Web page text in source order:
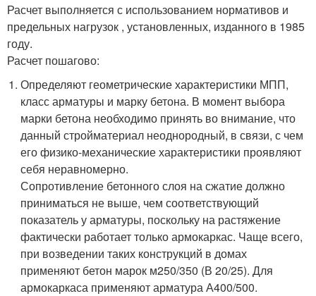
Расчет выполняется с использованием нормативов и
предельных нагрузок , установленных, изданного в 1985
году.
Расчет пошагово:
Определяют геометрические характеристики МПП,
класс арматуры и марку бетона. В момент выбора
марки бетона необходимо принять во внимание, что
данный стройматериал неоднородный, в связи, с чем
его физико-механические характеристики проявляют
себя неравномерно.
Сопротивление бетонного слоя на сжатие должно
приниматься не выше, чем соответствующий
показатель у арматуры, поскольку на растяжение
фактически работает только армокаркас. Чаще всего,
при возведении таких конструкций в домах
применяют бетон марок м250/350 (В 20/25). Для
армокаркаса применяют арматура А400/500.